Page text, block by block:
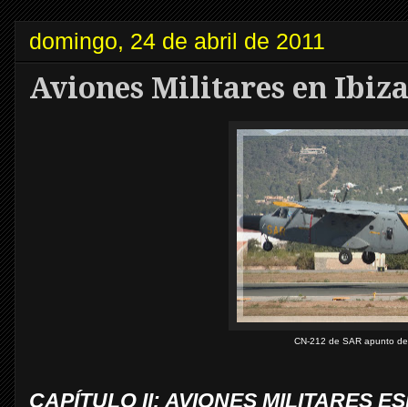
domingo, 24 de abril de 2011
Aviones Militares en
CN-212 de SAR apunto
CAPÍTULO II: AVIONES MILITARES